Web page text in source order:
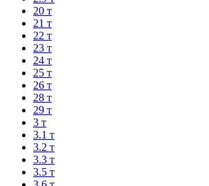
20 т
21 т
22 т
23 т
24 т
25 т
26 т
28 т
29 т
3 т
3.1 т
3.2 т
3.3 т
3.5 т